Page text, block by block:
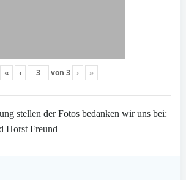
« ‹ von 3 › »
stellen der Fotos bedanken wir uns bei:
Horst Freund